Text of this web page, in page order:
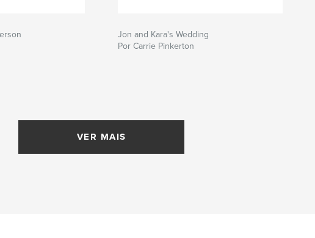
Jon and Kara's Wedding
Por Carrie Pinkerton
VER MAIS